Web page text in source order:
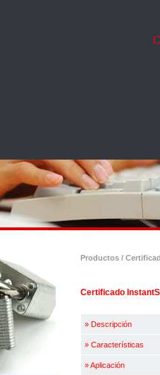
Productos /
Certificado
» Descripción
» Características
»Aplicación